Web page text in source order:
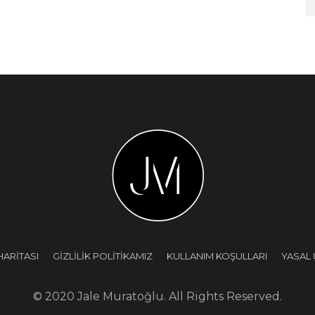
GİZLİLİK POLİTİKAMIZ KULLANIM KOŞULLARI YASAL
© 2020 Jale Muratoğlu. All Rights Reserved.